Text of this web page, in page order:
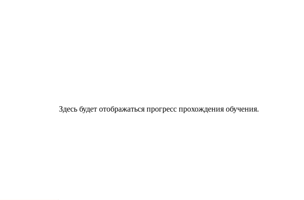
Здесь будет отображаться прогресс прохождения обучения.